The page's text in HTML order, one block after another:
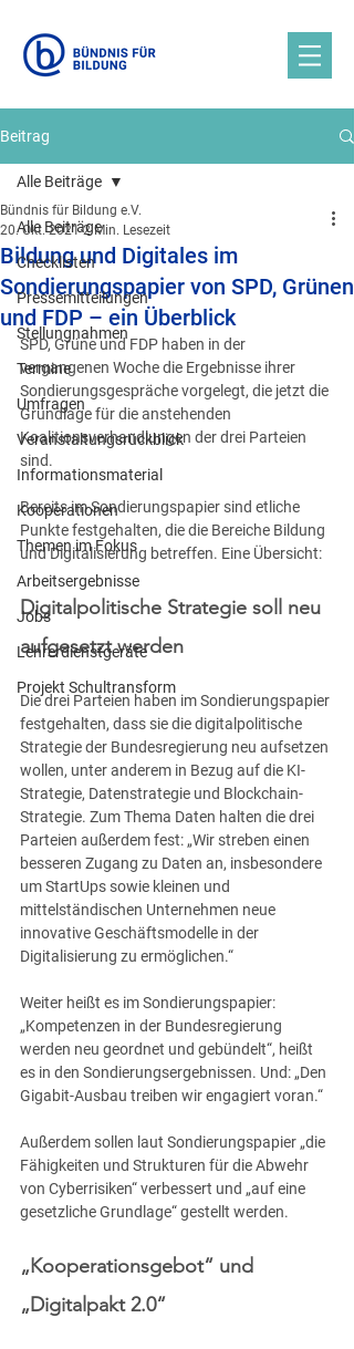
Beitrag
Alle Beiträge
Checklisten
Pressemitteilungen
Stellungnahmen
Termine
Umfragen
Veranstaltungsrückblick
Informationsmaterial
Kooperationen
Themen im Fokus
Arbeitsergebnisse
Jobs
Lehrerdienstgeräte
Projekt Schultransform
Alle Beiträge
Bildung und Digitales im
Sondierungspapier von SPD, Grünen
und FDP – ein Überblick
Bündnis für Bildung e.V.
20. Okt. 2021 2 Min. Lesezeit
SPD, Grüne und FDP haben in der
vergangenen Woche die Ergebnisse ihrer
Sondierungsgespräche vorgelegt, die jetzt die
Grundlage für die anstehenden
Koalitionsverhandlungen der drei Parteien
sind.
Bereits im Sondierungspapier sind etliche
Punkte festgehalten, die die Bereiche Bildung
und Digitalisierung betreffen. Eine Übersicht:
Digitalpolitische Strategie soll neu
aufgesetzt werden
Die drei Parteien haben im Sondierungspapier
festgehalten, dass sie die digitalpolitische
Strategie der Bundesregierung neu aufsetzen
wollen, unter anderem in Bezug auf die KI-
Strategie, Datenstrategie und Blockchain-
Strategie. Zum Thema Daten halten die drei
Parteien außerdem fest: „Wir streben einen
besseren Zugang zu Daten an, insbesondere
um StartUps sowie kleinen und
mittelständischen Unternehmen neue
innovative Geschäftsmodelle in der
Digitalisierung zu ermöglichen.“
Weiter heißt es im Sondierungspapier:
„Kompetenzen in der Bundesregierung
werden neu geordnet und gebündelt“, heißt
es in den Sondierungsergebnissen. Und: „Den
Gigabit-Ausbau treiben wir engagiert voran.“
Außerdem sollen laut Sondierungspapier „die
Fähigkeiten und Strukturen für die Abwehr
von Cyberrisiken“ verbessert und „auf eine
gesetzliche Grundlage“ gestellt werden.
„Kooperationsgebot“ und
„Digitalpakt 2.0“